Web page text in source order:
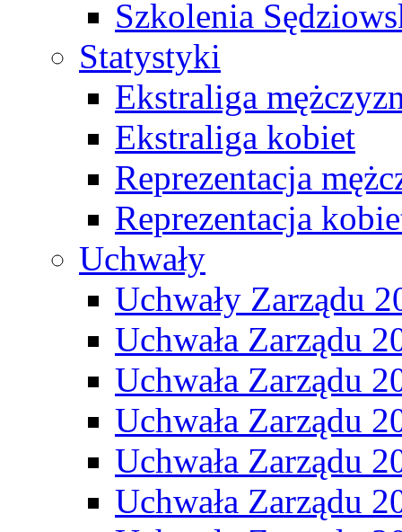
Szkolenia
Statystyki
Ekstraliga
Ekstraliga kobiet
Reprezentacja
Reprezentacja
Uchwały
Uchwały Zarządu
Uchwała Zarządu
Uchwała Zarządu
Uchwała Zarządu
Uchwała Zarządu
Uchwała Zarządu